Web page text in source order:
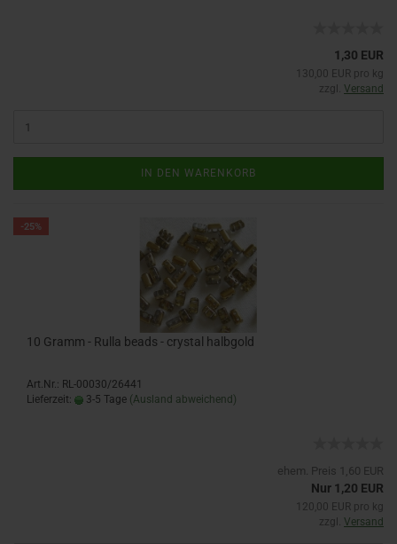
1,30 EUR
130,00 EUR pro kg
zzgl. Versand
IN DEN WARENKORB
-25%
10 Gramm - Rulla beads - crystal halbgold
Art.Nr.: RL-00030/26441
Lieferzeit:
3-5 Tage (Ausland abweichend)
ehem. Preis 1,60 EUR
Nur 1,20 EUR
120,00 EUR pro kg
zzgl. Versand